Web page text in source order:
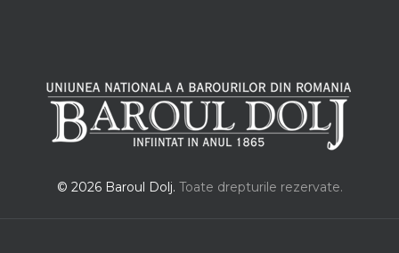
© 2026 Baroul Dolj. Toate drepturile rezervate.